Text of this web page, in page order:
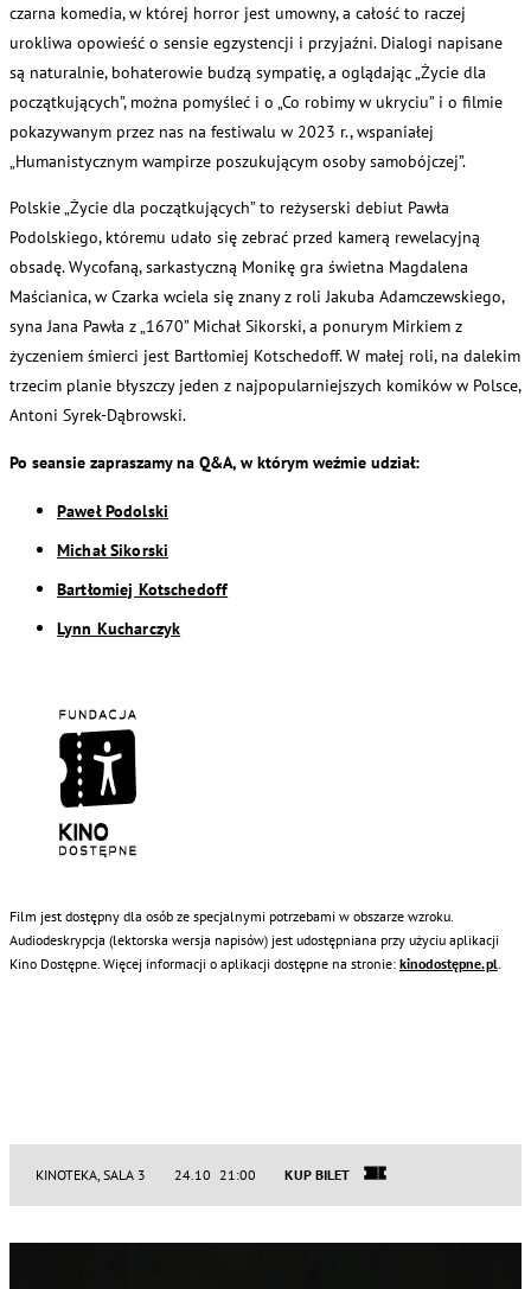
czarna komedia, w której horror jest umowny, a całość to raczej
urokliwa opowieść o sensie egzystencji i przyjaźni. Dialogi napisane
są naturalnie, bohaterowie budzą sympatię, a oglądając „Życie dla
początkujących”, można pomyśleć i o „Co robimy w ukryciu” i o filmie
pokazywanym przez nas na festiwalu w 2023 r., wspaniałej
„Humanistycznym wampirze poszukującym osoby samobójczej”.
Polskie „Życie dla początkujących” to reżyserski debiut Pawła
Podolskiego, któremu udało się zebrać przed kamerą rewelacyjną
obsadę. Wycofaną, sarkastyczną Monikę gra świetna Magdalena
Maścianica, w Czarka wciela się znany z roli Jakuba Adamczewskiego,
syna Jana Pawła z „1670” Michał Sikorski, a ponurym Mirkiem z
życzeniem śmierci jest Bartłomiej Kotschedoff. W małej roli, na dalekim
trzecim planie błyszczy jeden z najpopularniejszych komików w Polsce,
Antoni Syrek-Dąbrowski.
Po seansie zapraszamy na Q&A, w którym weźmie udział:
Paweł Podolski
Michał Sikorski
Bartłomiej Kotschedoff
Lynn Kucharczyk
Film jest dostępny dla osób ze specjalnymi potrzebami w obszarze wzroku.
Audiodeskrypcja (lektorska wersja napisów) jest udostępniana przy użyciu aplikacji
Kino Dostępne. Więcej informacji o aplikacji dostępne na stronie: kinodostępne.pl.
KINOTEKA, SALA 3 24.10 21:00 KUP BILET